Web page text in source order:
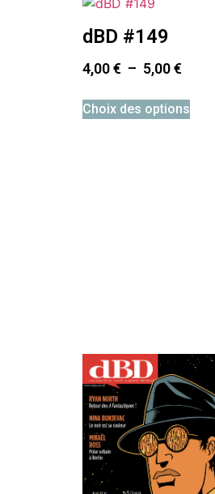
dBD #149
4,00€ – 5,00€
Choix des options